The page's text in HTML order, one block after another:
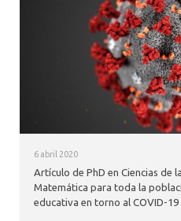
6 abril 2020
Artículo de PhD en Ciencias de
Matemática para toda la
educativa en torno al COVID-19